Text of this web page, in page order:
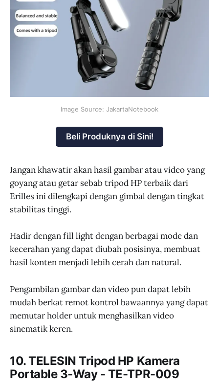
Image Source: JakartaNotebook
Beli Produknya di Sini!
Jangan khawatir akan hasil gambar atau video yang
goyang atau getar sebab tripod HP terbaik dari
Erilles ini dilengkapi dengan gimbal dengan tingkat
stabilitas tinggi.
Hadir dengan fill light dengan berbagai mode dan
kecerahan yang dapat diubah posisinya, membuat
hasil konten menjadi lebih cerah dan natural.
Pengambilan gambar dan video pun dapat lebih
mudah berkat remot kontrol bawaannya yang dapat
memutar holder untuk menghasilkan video
sinematik keren.
10. TELESIN Tripod HP Kamera
Portable 3-Way - TE-TPR-009